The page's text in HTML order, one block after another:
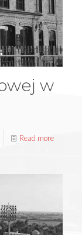
w
Read more